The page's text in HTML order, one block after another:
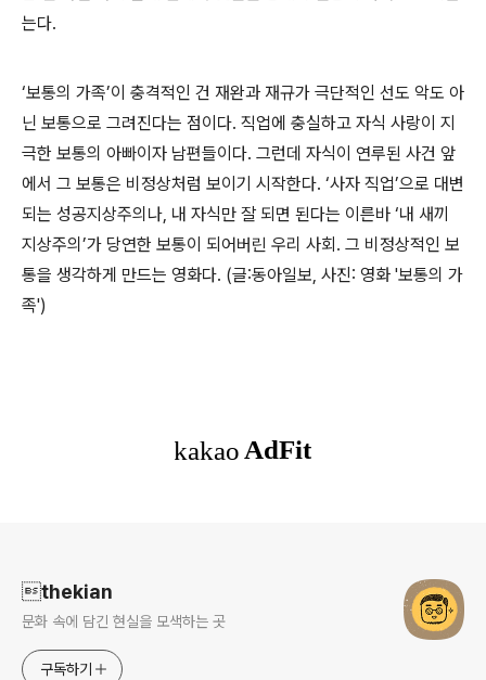
는다.
‘보통의 가족’이 충격적인 건 재완과 재규가 극단적인 선도 악도 아
닌 보통으로 그려진다는 점이다. 직업에 충실하고 자식 사랑이 지
극한 보통의 아빠이자 남편들이다. 그런데 자식이 연루된 사건 앞
에서 그 보통은 비정상처럼 보이기 시작한다. ‘사자 직업’으로 대변
되는 성공지상주의나, 내 자식만 잘 되면 된다는 이른바 ‘내 새끼
지상주의’가 당연한 보통이 되어버린 우리 사회. 그 비정상적인 보
통을 생각하게 만드는 영화다. (글:동아일보, 사진: 영화 '보통의 가
족')
thekian
문화 속에 담긴 현실을 모색하는 곳
구독하기